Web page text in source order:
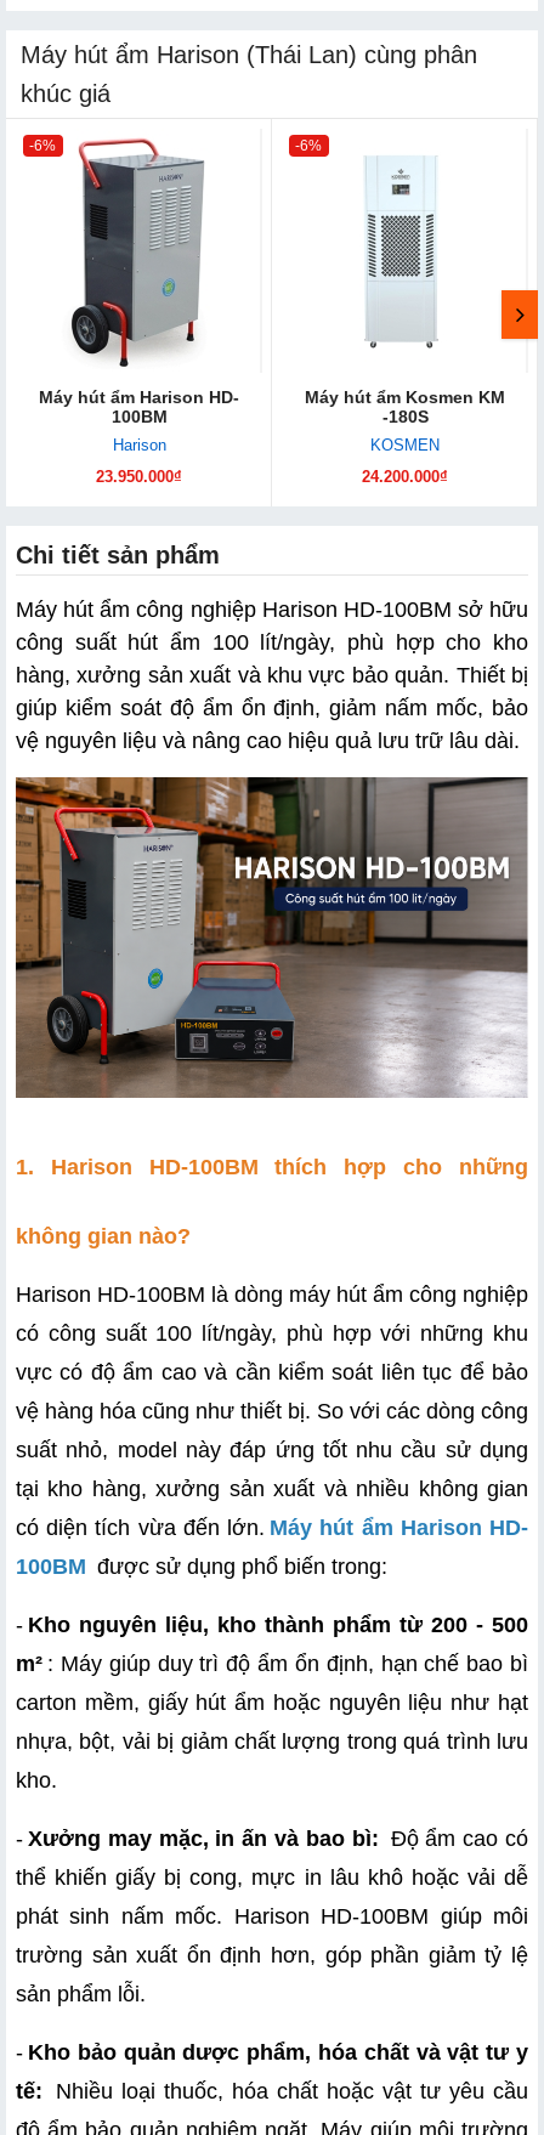
Máy hút ẩm Harison (Thái Lan) cùng phân
khúc giá
-6%
Máy hút ẩm Harison HD-
100BM
Harison
23.950.000₫
-6%
Máy hút ẩm Kosmen KM
-180S
KOSMEN
24.200.000₫
Chi tiết sản phẩm
Máy hút ẩm công nghiệp Harison HD-100BM sở hữu
công suất hút ẩm 100 lít/ngày, phù hợp cho kho
hàng, xưởng sản xuất và khu vực bảo quản. Thiết bị
giúp kiểm soát độ ẩm ổn định, giảm nấm mốc, bảo
vệ nguyên liệu và nâng cao hiệu quả lưu trữ lâu dài.
1. Harison HD-100BM thích hợp cho những
không gian nào?
Harison HD-100BM là dòng máy hút ẩm công nghiệp
có công suất 100 lít/ngày, phù hợp với những khu
vực có độ ẩm cao và cần kiểm soát liên tục để bảo
vệ hàng hóa cũng như thiết bị. So với các dòng công
suất nhỏ, model này đáp ứng tốt nhu cầu sử dụng
tại kho hàng, xưởng sản xuất và nhiều không gian
có diện tích vừa đến lớn. Máy hút ẩm Harison HD-
100BM được sử dụng phổ biến trong:
- Kho nguyên liệu, kho thành phẩm từ 200 - 500
m² : Máy giúp duy trì độ ẩm ổn định, hạn chế bao bì
carton mềm, giấy hút ẩm hoặc nguyên liệu như hạt
nhựa, bột, vải bị giảm chất lượng trong quá trình lưu
kho.
- Xưởng may mặc, in ấn và bao bì: Độ ẩm cao có
thể khiến giấy bị cong, mực in lâu khô hoặc vải dễ
phát sinh nấm mốc. Harison HD-100BM giúp môi
trường sản xuất ổn định hơn, góp phần giảm tỷ lệ
sản phẩm lỗi.
- Kho bảo quản dược phẩm, hóa chất và vật tư y
tế:
Nhiều loại thuốc, hóa chất hoặc vật tư yêu cầu
độ ẩm bảo quản nghiêm ngặt. Máy giúp môi trường